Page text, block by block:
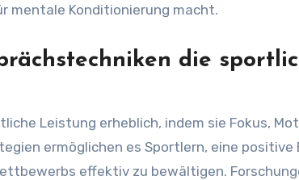
mentale Konditionierung macht.
die
Leistung erheblich, indem sie Fokus,
ermöglichen es Sportlern, eine positive
effektiv zu bewältigen.